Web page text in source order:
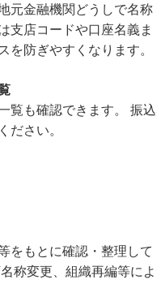
元金融機関どうしで名称
支店コードや口座名義ま
を防ぎやすくなります。
覧も確認できます。 振込
ださい。
をもとに確認・整理して
称変更、組織再編等によ